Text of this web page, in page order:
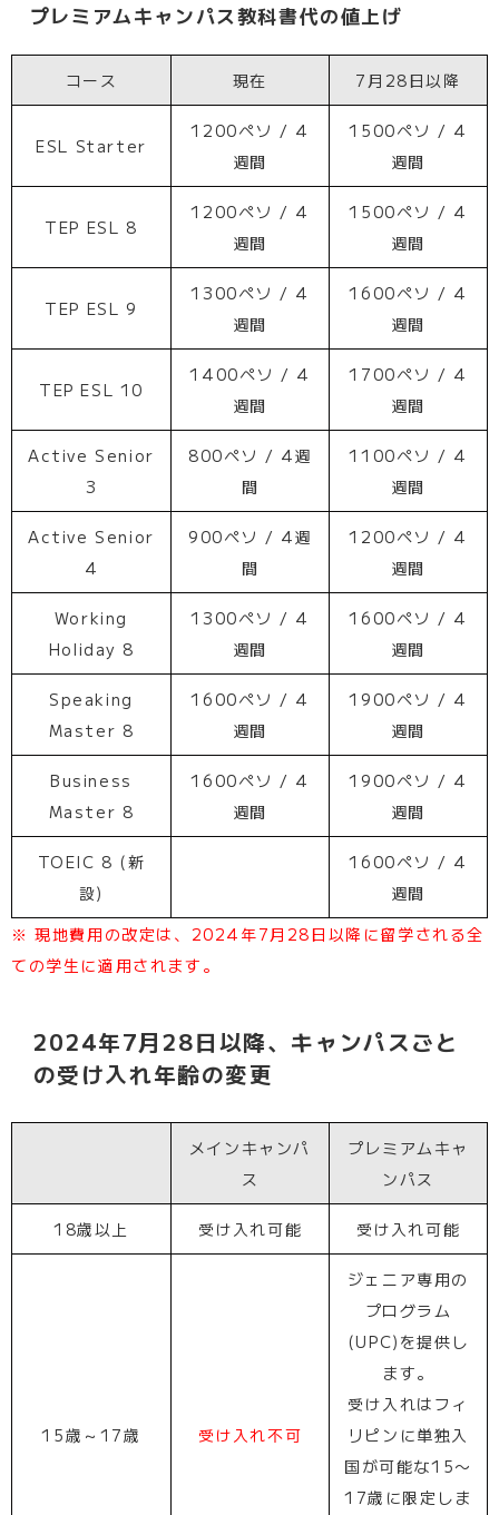
プレミアムキャンパス教科書代の値上げ
コース 現在 7月28日以降
ESL Starter
1200ペソ / 4
週間
1500ペソ / 4
週間
TEP ESL 8
1200ペソ / 4
週間
1500ペソ / 4
週間
TEP ESL 9
1300ペソ / 4
週間
1600ペソ / 4
週間
TEP ESL 10
1400ペソ / 4
週間
1700ペソ / 4
週間
Active Senior
3
800ペソ / 4週
間
1100ペソ / 4
週間
Active Senior
4
900ペソ / 4週
間
1200ペソ / 4
週間
Working
Holiday 8
1300ペソ / 4
週間
1600ペソ / 4
週間
Speaking
Master 8
1600ペソ / 4
週間
1900ペソ / 4
週間
Business
Master 8
1600ペソ / 4
週間
1900ペソ / 4
週間
TOEIC 8 (新
設)
1600ペソ / 4
週間
※ 現地費用の改定は、2024年7月28日以降に留学される全
ての学生に適用されます。
2024年7月28日以降、キャンパスごと
の受け入れ年齢の変更
メインキャンパ
ス
プレミアムキャ
ンパス
18歳以上 受け入れ可能 受け入れ可能
15歳～17歳 受け入れ不可
ジェニア専用の
プログラム
(UPC)を提供し
ます。
受け入れはフィ
リピンに単独入
国が可能な15〜
17歳に限定しま